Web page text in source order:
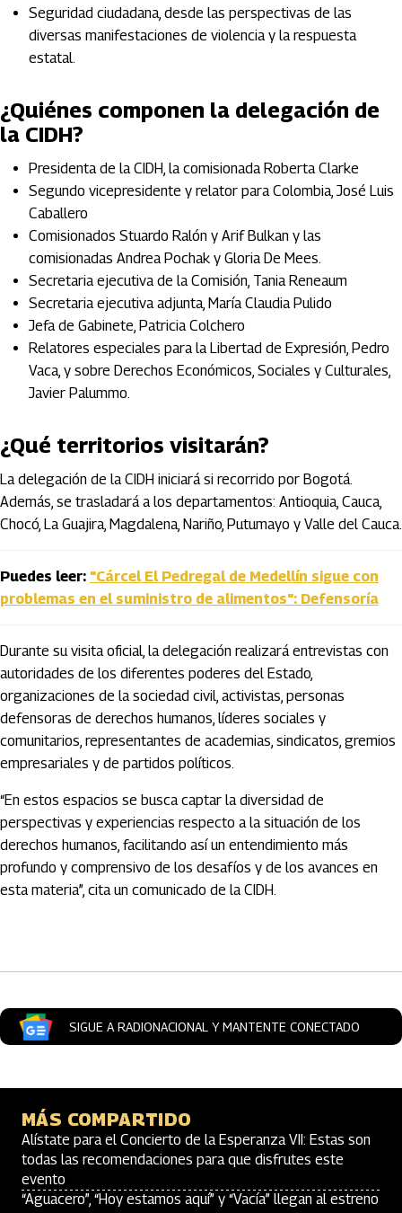
Seguridad ciudadana, desde las perspectivas de las
diversas manifestaciones de violencia y la respuesta
estatal.
¿Quiénes componen la delegación de
la CIDH?
Presidenta de la CIDH, la comisionada Roberta Clarke
Segundo vicepresidente y relator para Colombia, José Luis
Caballero
Comisionados Stuardo Ralón y Arif Bulkan y las
comisionadas Andrea Pochak y Gloria De Mees.
Secretaria ejecutiva de la Comisión, Tania Reneaum
Secretaria ejecutiva adjunta, María Claudia Pulido
Jefa de Gabinete, Patricia Colchero
Relatores especiales para la Libertad de Expresión, Pedro
Vaca, y sobre Derechos Económicos, Sociales y Culturales,
Javier Palummo.
¿Qué territorios visitarán?
La delegación de la CIDH iniciará si recorrido por Bogotá.
Además, se trasladará a los departamentos: Antioquia, Cauca,
Chocó, La Guajira, Magdalena, Nariño, Putumayo y Valle del Cauca.
Puedes leer: "Cárcel El Pedregal de Medellín sigue con
problemas en el suministro de alimentos": Defensoría
Durante su visita oficial, la delegación realizará entrevistas con
autoridades de los diferentes poderes del Estado,
organizaciones de la sociedad civil, activistas, personas
defensoras de derechos humanos, líderes sociales y
comunitarios, representantes de academias, sindicatos, gremios
empresariales y de partidos políticos.
“En estos espacios se busca captar la diversidad de
perspectivas y experiencias respecto a la situación de los
derechos humanos, facilitando así un entendimiento más
profundo y comprensivo de los desafíos y de los avances en
esta materia”, cita un comunicado de la CIDH.
SIGUE A RADIONACIONAL Y MANTENTE CONECTADO
MÁS COMPARTIDO
Alístate para el Concierto de la Esperanza VII: Estas son
todas las recomendaciones para que disfrutes este
evento
“Aguacero”, “Hoy estamos aquí” y “Vacía” llegan al estreno